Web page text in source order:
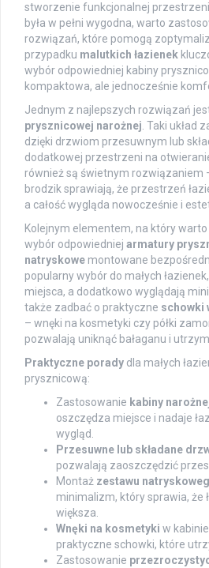
stworzenie funkcjonalnej
była w pełni wygodna, warto
rozwiązań, które pomogą
przypadku malutkich łazienek
wybór odpowiedniej kabiny
kompaktowa, ale jednocześnie
Jednym z najlepszych rozwiązań
prysznicowej narożnej . Taki układ
dzięki drzwiom przesuwnym lub
dodatkowej przestrzeni na
również są świetnym rozwiązaniem
brodzik sprawiają, że przestrzeń
a całość wygląda nowocześnie i
Kolejnym elementem, na który
wybór odpowiedniej armatury
natryskowe montowane
popularny wybór do małych
miejsca, a dodatkowo wyglądają
także zadbać o praktyczne schowki
– wnęki na kosmetyki czy półki
pozwalają uniknąć bałaganu i
Praktyczne porady dla małych
prysznicową:
Zastosowanie kabiny
oszczędza miejsce i nadaje
wygląd.
Przesuwne lub składane
pozwalają zaoszczędzić
Montaż zestawu
minimalizm, który sprawia, że
większa.
Wnęki na kosmetyki w
praktyczne schowki, które
Zastosowanie